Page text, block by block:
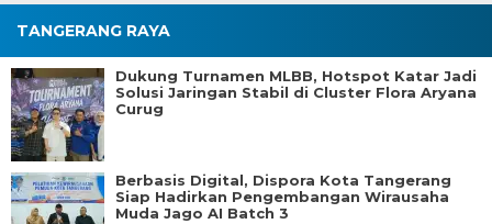
TANGERANG RAYA
Dukung Turnamen MLBB, Hotspot Katar Jadi
Solusi Jaringan Stabil di Cluster Flora Aryana
Curug
Berbasis Digital, Dispora Kota Tangerang
Siap Hadirkan Pengembangan Wirausaha
Muda Jago AI Batch 3